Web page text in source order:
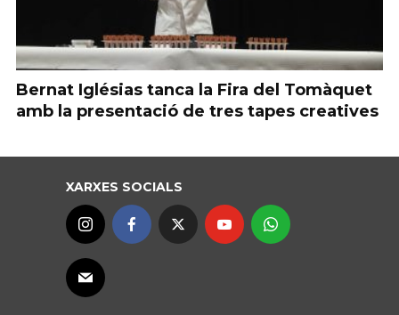
Bernat Iglésias tanca la Fira del Tomàquet
amb la presentació de tres tapes creatives
XARXES SOCIALS